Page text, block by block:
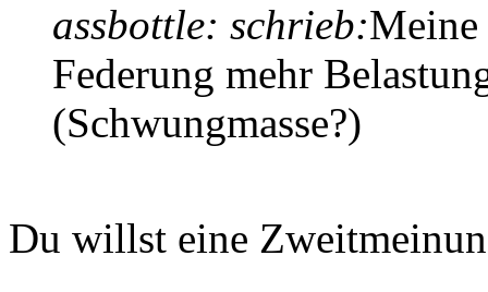
assbottle: schrieb:
Federung mehr
(Schwungmasse?)
Du willst eine